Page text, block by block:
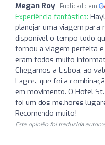
Megan Roy Publicado em
Experiência fantástica:
planejar uma viagem para
disponível o tempo todo
tornou a viagem perfeita
eram todos muito
Chegamos a Lisboa, ao
Lagos, que foi a
em movimento. O Hotel
foi um dos melhores
Recomendo muito!
Esta opinião foi traduzida